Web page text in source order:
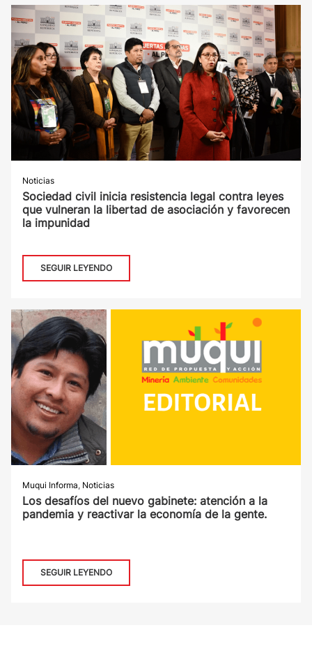
Noticias
Sociedad civil inicia resistencia legal contra leyes
que vulneran la libertad de asociación y favorecen
la impunidad
SEGUIR LEYENDO
Muqui Informa, Noticias
Los desafíos del nuevo gabinete: atención a la
pandemia y reactivar la economía de la gente.
SEGUIR LEYENDO